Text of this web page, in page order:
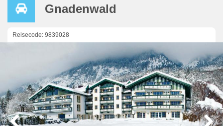
Gnadenwald
Reisecode: 9839028